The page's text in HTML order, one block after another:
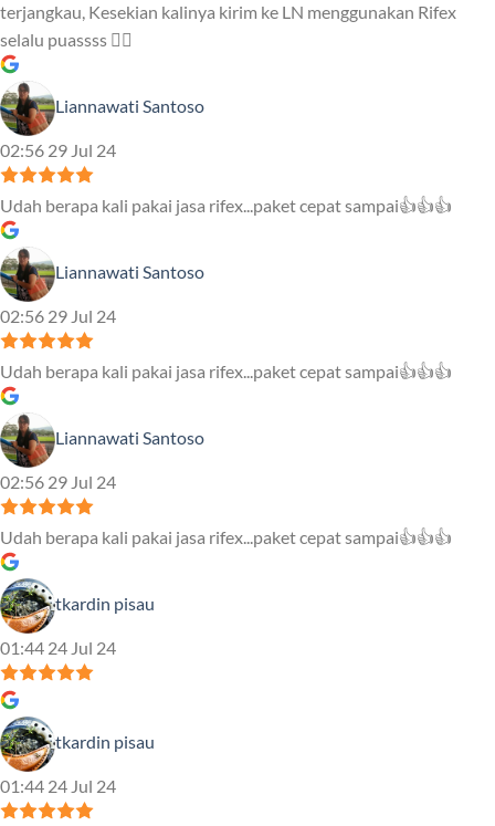
terjangkau, Kesekian kalinya kirim ke LN menggunakan Rifex
selalu puassss ❤️‍🔥
Liannawati Santoso
02:56 29 Jul 24
Udah berapa kali pakai jasa rifex...paket cepat sampai👍👍👍
Liannawati Santoso
02:56 29 Jul 24
Udah berapa kali pakai jasa rifex...paket cepat sampai👍👍👍
Liannawati Santoso
02:56 29 Jul 24
Udah berapa kali pakai jasa rifex...paket cepat sampai👍👍👍
tkardin pisau
01:44 24 Jul 24
tkardin pisau
01:44 24 Jul 24